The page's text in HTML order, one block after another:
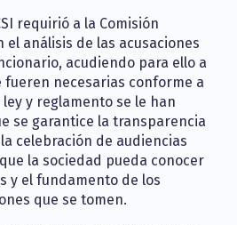
requirió a la Comisión
el análisis de las acusaciones
acudiendo para ello a
fueren necesarias conforme a
y reglamento se le han
se garantice la transparencia
celebración de audiencias
la sociedad pueda conocer
y el fundamento de los
que se tomen.